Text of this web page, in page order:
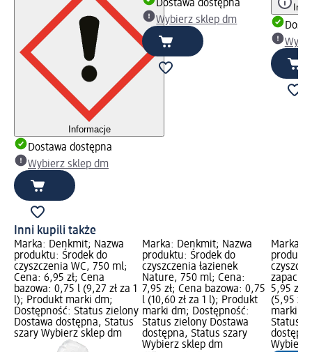
Informacje
Dostawa dostępna
Wybierz sklep dm
Dostawa dostępna
Wybierz sklep dm
Inni kupili także
Marka: Denkmit; Nazwa
produktu: Środek do
czyszczenia WC, 750 ml;
Cena: 6,95 zł; Cena
bazowa: 0,75 l (9,27 zł za 1
l); Produkt marki dm;
Dostępność: Status zielony
Dostawa dostępna, Status
szary Wybierz sklep dm
Marka: Denkmit; Nazwa
produktu: Środek do
czyszczenia łazienek
Nature, 750 ml; Cena:
7,95 zł; Cena bazowa: 0,75
l (10,60 zł za 1 l); Produkt
marki dm; Dostępność:
Status zielony Dostawa
dostępna, Status szary
Wybierz sklep dm
Marka:
zapachu
5,95 zł;
(5,95 zł
marki
Status
Wybierz